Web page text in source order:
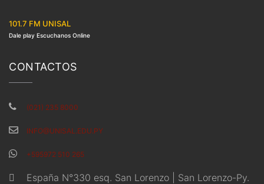
101.7 FM UNISAL
Dale play Escuchanos Online
CONTACTOS
(021) 235 8000
INFO@UNISAL.EDU.PY
+595972 510 265
España N°330 esq. San Lorenzo | San Lorenzo-Py.